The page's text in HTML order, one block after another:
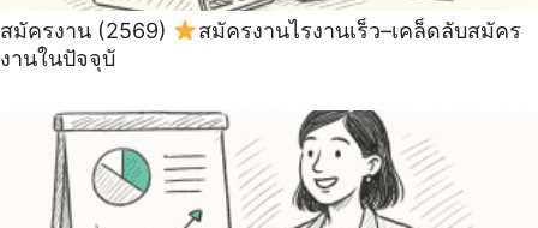
สมัครงาน (2569)
สมัครงานไรงานเร็ว–เคล็ดลับสมัคร
งานในปัจจุบั